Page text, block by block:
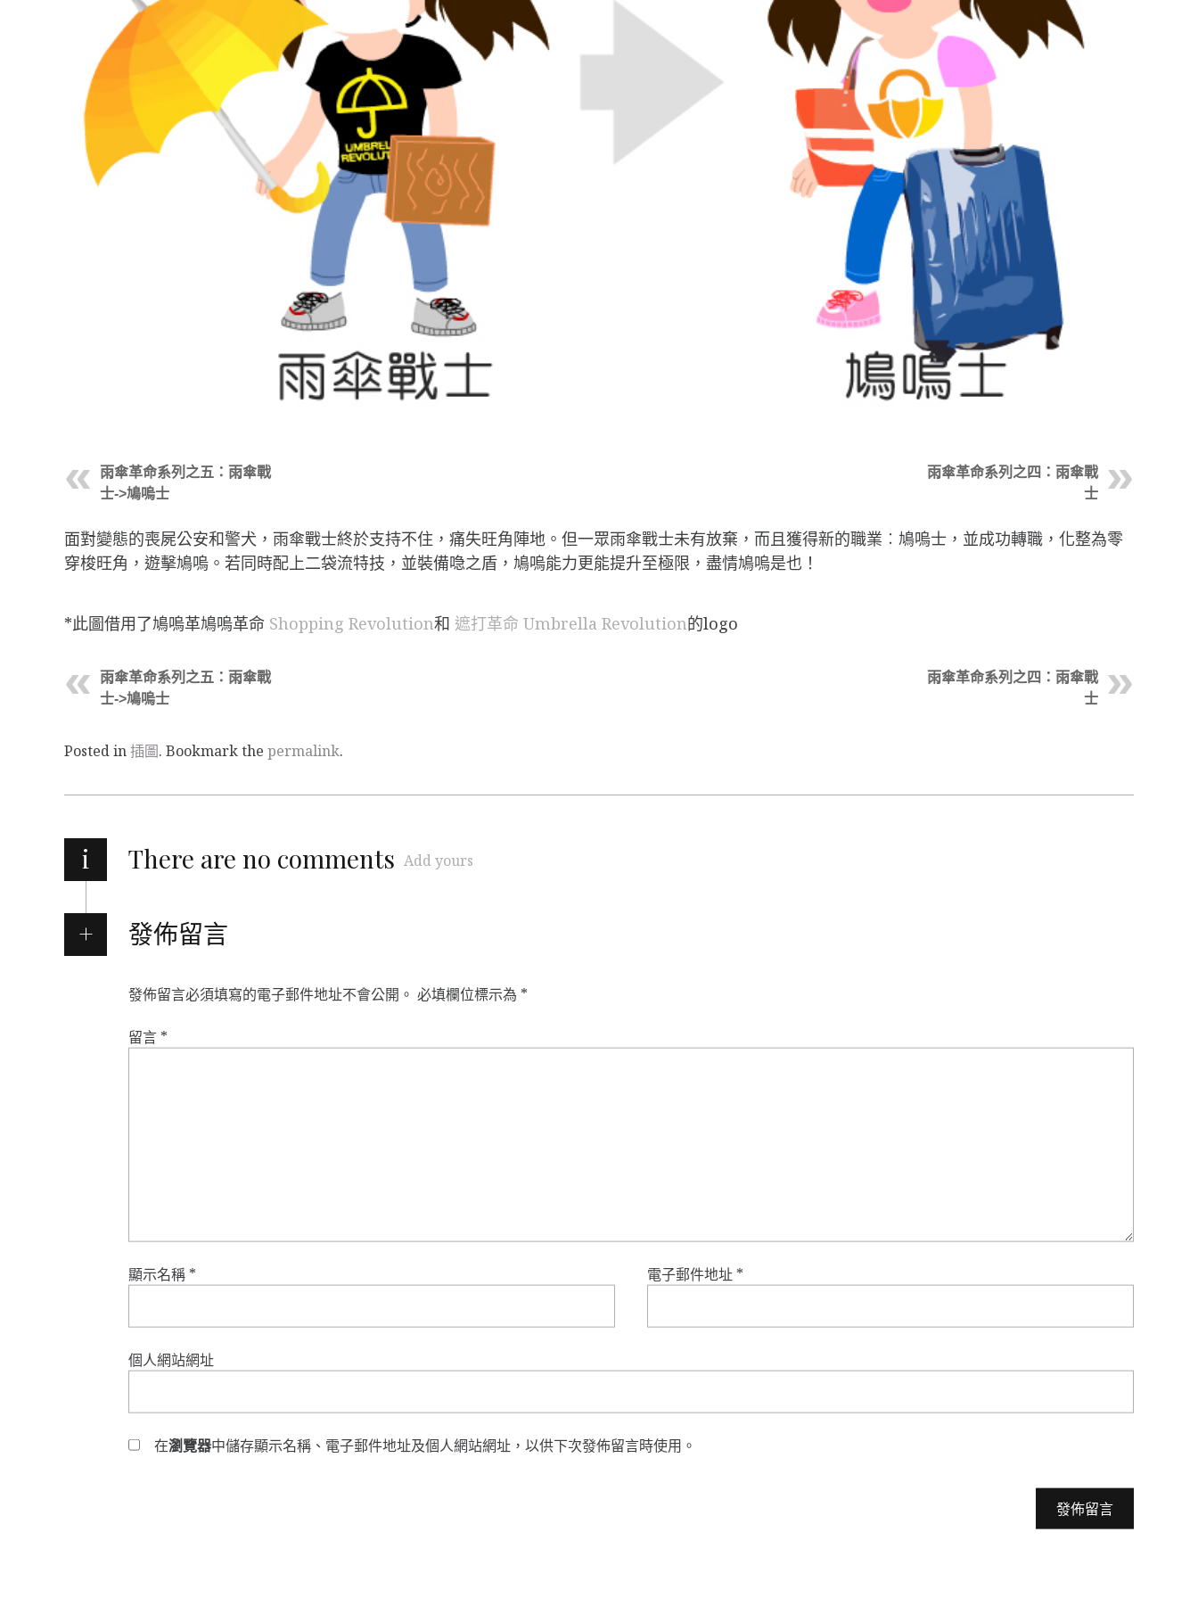
雨傘革命系列之五：雨傘戰
士->鳩嗚士
雨傘革命系列之四：雨傘戰
士
面對變態的喪屍公安和警犬，雨傘戰士終於支持不住，痛失旺角陣地。但一眾雨傘戰士未有放棄，而且獲得新的職業︰鳩嗚士，並成功轉職，化整為零
穿梭旺角，遊擊鳩嗚。若同時配上二袋流特技，並裝備喼之盾，鳩嗚能力更能提升至極限，盡情鳩嗚是也！
*此圖借用了鳩嗚革鳩嗚革命 Shopping Revolution和 遮打革命 Umbrella Revolution的logo
雨傘革命系列之五：雨傘戰
士->鳩嗚士
雨傘革命系列之四：雨傘戰
士
Posted in插圖. Bookmark the permalink.
i There are no comments Add yours
發佈留言
發佈留言必須填寫的電子郵件地址不會公開。 必填欄位標示為 *
留言 *
顯示名稱 * 電子郵件地址 *
個人網站網址
在瀏覽器中儲存顯示名稱、電子郵件地址及個人網站網址，以供下次發佈留言時使用。